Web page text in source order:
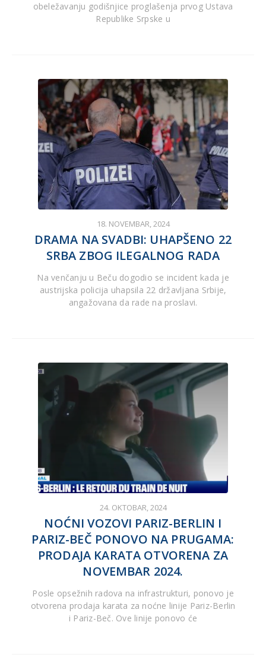
obeležavanju godišnjice proglašenja prvog Ustava
Republike Srpske u
18. NOVEMBAR, 2024
DRAMA NA SVADBI: UHAPŠENO 22
SRBA ZBOG ILEGALNOG RADA
Na venčanju u Beču dogodio se incident kada je
austrijska policija uhapsila 22 državljana Srbije,
angažovana da rade na proslavi.
24. OKTOBAR, 2024
NOĆNI VOZOVI PARIZ-BERLIN I
PARIZ-BEČ PONOVO NA PRUGAMA:
PRODAJA KARATA OTVORENA ZA
NOVEMBAR 2024.
Posle opsežnih radova na infrastrukturi, ponovo je
otvorena prodaja karata za noćne linije Pariz-Berlin
i Pariz-Beč. Ove linije ponovo će